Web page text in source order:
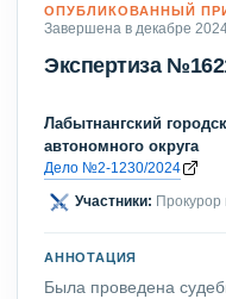
ОПУБЛИКОВАННЫЙ
Завершена в декабре
Экспертиза
Лабытнангский
автономного округа
Дело №2-1230/2024
Участники:
АННОТАЦИЯ
Была проведена